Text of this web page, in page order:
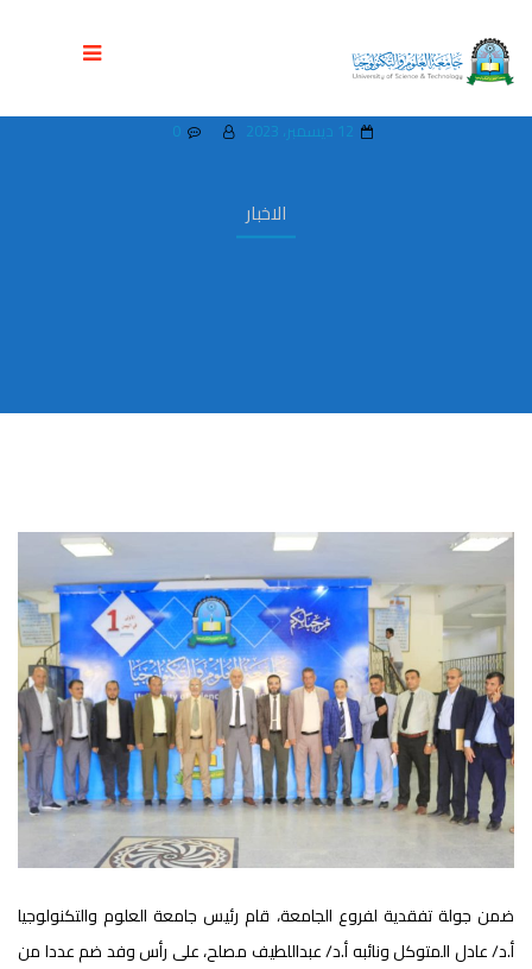
الاخبار
رئيس جامعة العلوم والتكنولوجيا ونائبه
0
ضمن جولة تفقدية لفروع الجامعة، قام رئيس جامعة العلوم والتكنولوجيا
أ.د/ عادل المتوكل ونائبه أ.د/ عبداللطيف مصلح، على رأس وفد ضم عددا من